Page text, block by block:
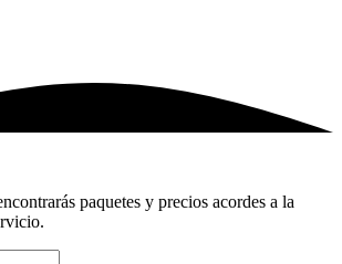
paquetes y precios acordes a la